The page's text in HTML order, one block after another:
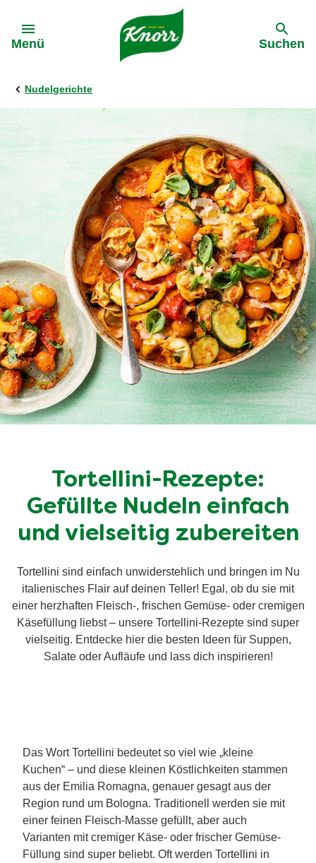
Menü Suchen
Nudelgerichte
Tortellini-Rezepte:
Gefüllte Nudeln einfach
und vielseitig zubereiten
Tortellini sind einfach unwiderstehlich und bringen im Nu
italienisches Flair auf deinen Teller! Egal, ob du sie mit
einer herzhaften Fleisch-, frischen Gemüse- oder cremigen
Käsefüllung liebst – unsere Tortellini-Rezepte sind super
vielseitig. Entdecke hier die besten Ideen für Suppen,
Salate oder Aufläufe und lass dich inspirieren!
Das Wort Tortellini bedeutet so viel wie „kleine
Kuchen“ – und diese kleinen Köstlichkeiten stammen
aus der Emilia Romagna, genauer gesagt aus der
Region rund um Bologna. Traditionell werden sie mit
einer feinen Fleisch-Masse gefüllt, aber auch
Varianten mit cremiger Käse- oder frischer Gemüse-
Füllung sind super beliebt. Oft werden Tortellini in